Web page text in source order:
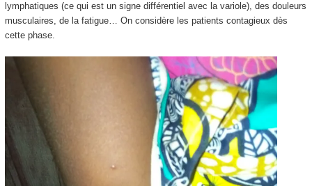
lymphatiques (ce qui est un signe différentiel avec la variole), des douleurs
musculaires, de la fatigue… On considère les patients contagieux dès
cette phase.